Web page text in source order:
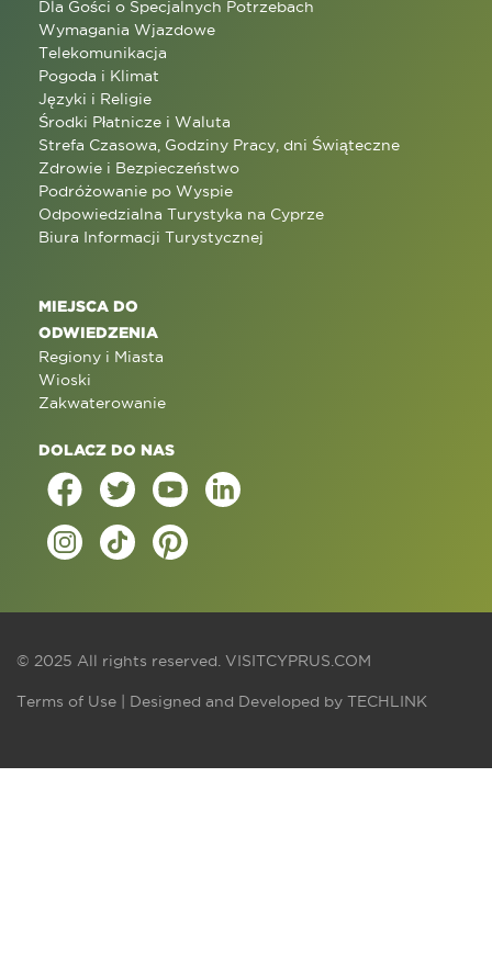
Dla Gości o Specjalnych Potrzebach
Wymagania Wjazdowe
Telekomunikacja
Pogoda i Klimat
Języki i Religie
Środki Płatnicze i Waluta
Strefa Czasowa, Godziny Pracy, dni Świąteczne
Zdrowie i Bezpieczeństwo
Podróżowanie po Wyspie
Odpowiedzialna Turystyka na Cyprze
Biura Informacji Turystycznej
MIEJSCA DO
ODWIEDZENIA
Regiony i Miasta
Wioski
Zakwaterowanie
DOLACZ DO NAS
© 2025 All rights reserved. VISITCYPRUS.COM
Terms of Use | Designed and Developed by TECHLINK